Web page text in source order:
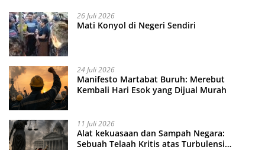
26 Juli 2026
Mati Konyol di Negeri Sendiri
24 Juli 2026
Manifesto Martabat Buruh: Merebut
Kembali Hari Esok yang Dijual Murah
11 Juli 2026
Alat kekuasaan dan Sampah Negara:
Sebuah Telaah Kritis atas Turbulensi